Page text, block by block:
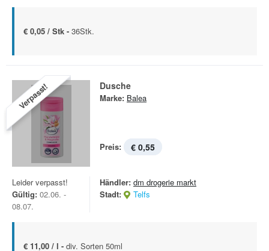
€ 0,05 / Stk - 36Stk.
Verpasst! Dusche
Marke: Balea
Preis: € 0,55
Leider verpasst!
Gültig: 02.06. -
08.07.
Händler: dm drogerie markt
Stadt:
Telfs
€ 11,00 / l - div. Sorten 50ml